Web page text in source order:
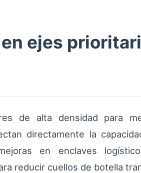
ejes
de alta densidad para
directamente la
en enclaves
reducir cuellos de botella